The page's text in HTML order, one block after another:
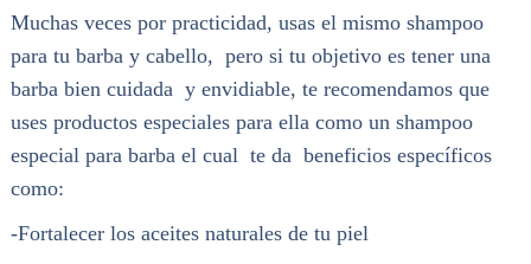
Muchas veces por practicidad, usas el mismo shampoo
para tu barba y cabello, pero si tu objetivo es tener una
barba bien cuidada y envidiable, te recomendamos que
uses productos especiales para ella como un shampoo
especial para barba el cual te da beneficios específicos
como:
-Fortalecer los aceites naturales de tu piel